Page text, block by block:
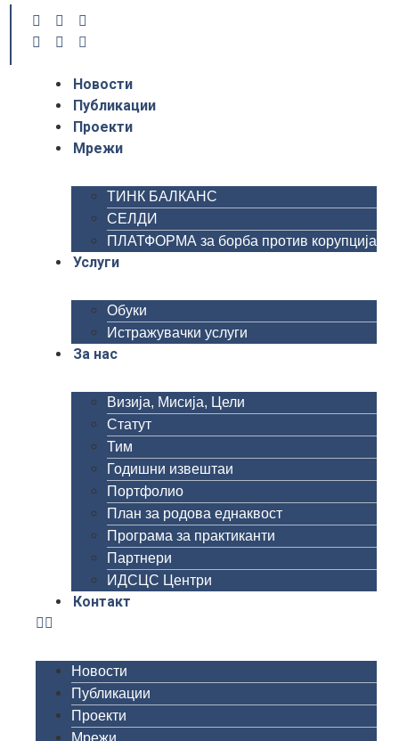
Новости
Публикации
Проекти
Мрежи
ТИНК БАЛКАНС
СЕЛДИ
ПЛАТФОРМА за борба против корупција
Услуги
Обуки
Истражувачки услуги
За нас
Визија, Мисија, Цели
Статут
Тим
Годишни извештаи
Портфолио
План за родова еднаквост
Програма за практиканти
Партнери
ИДСЦС Центри
Контакт
Новости
Публикации
Проекти
Мрежи